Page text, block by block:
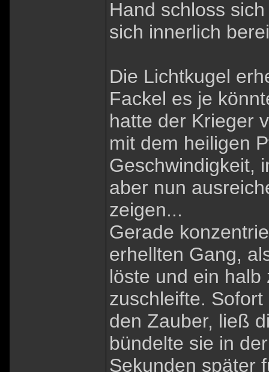
Hand schloss
sich innerlich
Die Lichtkugel
Fackel es je
hatte der Krieger
mit dem heiligen
Geschwindigkeit,
aber nun
zeigen...
Gerade
erhellten Gang,
löste und ein
zuschleifte.
den Zauber, ließ
bündelte sie in
Sekunden später